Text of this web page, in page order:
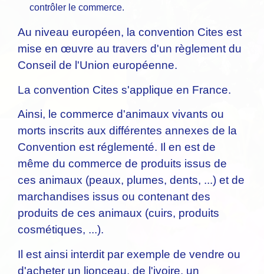
contrôler le commerce.
Au niveau européen, la convention Cites est
mise en œuvre au travers d'un règlement du
Conseil de l'Union européenne.
La convention Cites s'applique en France.
Ainsi, le commerce d'animaux vivants ou
morts inscrits aux différentes annexes de la
Convention est réglementé. Il en est de
même du commerce de produits issus de
ces animaux (peaux, plumes, dents, ...) et de
marchandises issus ou contenant des
produits de ces animaux (cuirs, produits
cosmétiques, ...).
Il est ainsi interdit par exemple de vendre ou
d'acheter un lionceau, de l'ivoire, un